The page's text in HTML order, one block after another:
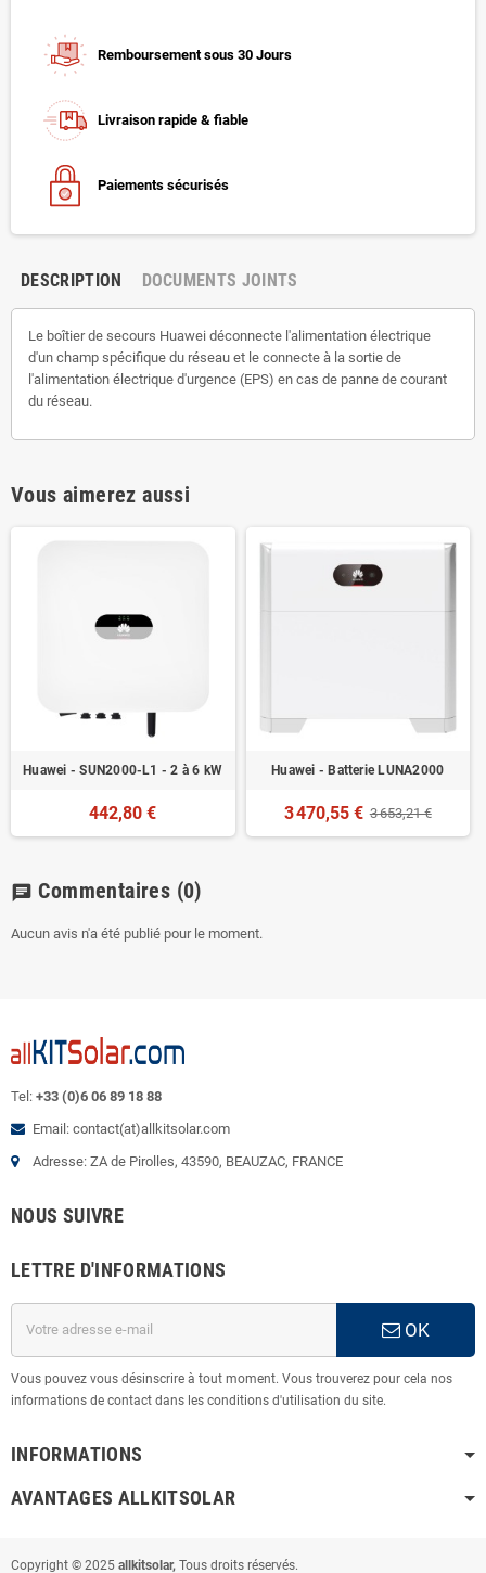
Remboursement sous 30 Jours
Livraison rapide & fiable
Paiements sécurisés
DESCRIPTION DOCUMENTS JOINTS
Le boîtier de secours Huawei déconnecte l'alimentation électrique
d'un champ spécifique du réseau et le connecte à la sortie de
l'alimentation électrique d'urgence (EPS) en cas de panne de courant
du réseau.
Vous aimerez aussi
Huawei - SUN2000-L1 - 2 à 6 kW
442,80 €
Huawei - Batterie LUNA2000
3 470,55 € 3 653,21 €
chat Commentaires (0)
Aucun avis n'a été publié pour le moment.
Tel: +33 (0)6 06 89 18 88
Email: contact(at)allkitsolar.com
Adresse: ZA de Pirolles, 43590, BEAUZAC, FRANCE
NOUS SUIVRE
LETTRE D'INFORMATIONS
OK
Vous pouvez vous désinscrire à tout moment. Vous trouverez pour cela nos
informations de contact dans les conditions d'utilisation du site.
INFORMATIONS
AVANTAGES ALLKITSOLAR
Copyright © 2025 allkitsolar, Tous droits réservés.